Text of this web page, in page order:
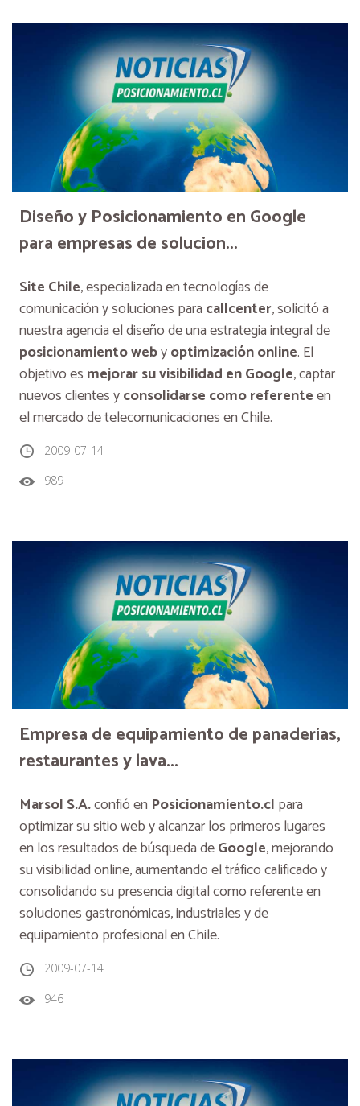
Diseño y Posicionamiento en Google
para empresas de solucion...
Site Chile, especializada en tecnologías de
comunicación y soluciones para callcenter, solicitó a
nuestra agencia el diseño de una estrategia integral de
posicionamiento webyoptimización online. El
objetivo es mejorar su visibilidad en Google, captar
nuevos clientes yconsolidarse como referenteen
el mercado de telecomunicaciones en Chile.
2009-07-14
989
Empresa de equipamiento de panaderias,
restaurantes y lava...
Marsol S.A.confió en Posicionamiento.cl para
optimizar su sitio web y alcanzar los primeros lugares
en los resultados de búsqueda deGoogle, mejorando
su visibilidad online, aumentando el tráfico calificado y
consolidando su presencia digital como referente en
soluciones gastronómicas, industriales y de
equipamiento profesional en Chile.
2009-07-14
946